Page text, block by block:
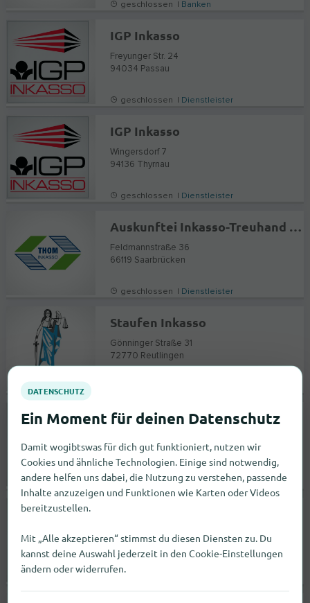
geschlossen | Banken
IGP Inkasso
Freyunger Str. 24
94034 Passau
geschlossen | Dienstleister
IGP Inkasso
Wingersdorf 7
94136 Thyrnau
geschlossen | Dienstleister
Auskunftei Inkasso-Treuhand Thom GmbH
Feldmannstraße 36
66119 Saarbrücken
geschlossen | Dienstleister
Staufen Inkasso
Gönninger Straße 31
72770 Reutlingen
72250 Freudenstadt
geschlossen |Dienstleister
Holzmarktstraße 25
Damit wogibtswas für dich gut funktioniert, nutzen wir
Cookies und ähnliche Technologien. Einige sind notwendig,
andere helfen uns dabei, die Nutzung zu verstehen, passende
Inhalte anzuzeigen und Funktionen wie Karten oder Videos
bereitzustellen.
Mit „Alle akzeptieren“ stimmst du diesen Diensten zu. Du
kannst deine Auswahl jederzeit in den Cookie-Einstellungen
ändern oder widerrufen.